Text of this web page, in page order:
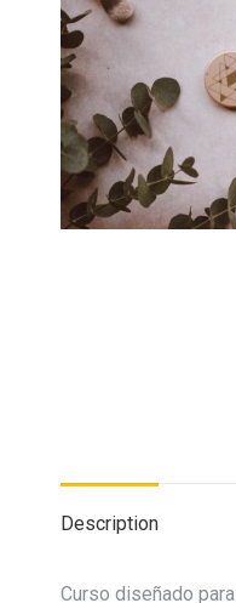
Description
Curso diseñado